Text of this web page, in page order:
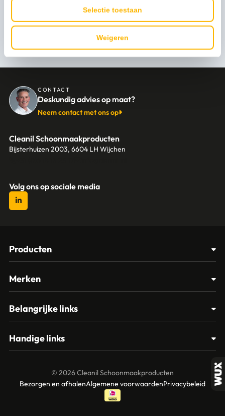
Selectie toestaan
Weigeren
Persoonlijk advies nodig?
CONTACT
Deskundig advies op maat?
Neem contact met ons op
Cleanil Schoonmaakproducten
Bijsterhuizen 2003, 6604 LH Wijchen
Volg ons op sociale media
Producten
Glasbewassing
Materialen
Papier – Dispensers - Toiletinrichting
Merken
Spectro
Vikan
Vileda
Belangrijke links
Contact
Mijn account
Handige links
Over ons
© 2026 Cleanil Schoonmaakproducten
Bezorgen en afhalenAlgemene voorwaardenPrivacybeleid